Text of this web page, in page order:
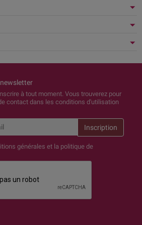
à tout moment. Vous trouverez pour
contact dans les conditions d'utilisation
générales et la politique de